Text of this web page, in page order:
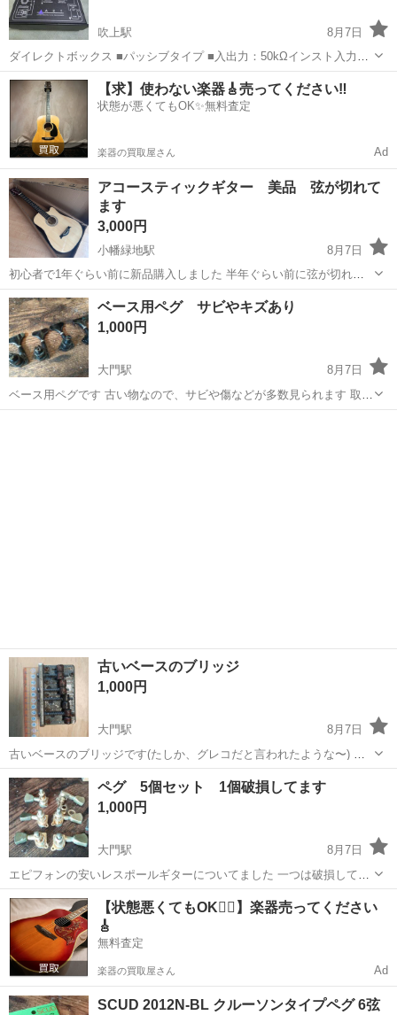
吹上駅
8月7日
ダイレクトボックス ■パッシブタイプ ■入出力：50kΩインスト入力、
50kΩパラレルリンクジャック、600ΩXLR出力ジャック ■アッテネータ
ー：0dB、-20dB、-40dB切替 ■サイズ：126W×45H×75Dmm、...
愛知 名古屋市 吹上駅 エフェクター、PA機器
【求】使わない楽器🎸売ってください‼️
状態が悪くてもOK✨無料査定
楽器の買取屋さん Ad
アコースティックギター 美品 弦が切れて
ます
3,000円
小幡緑地駅
8月7日
初心者で1年ぐらい前に新品購入しました 半年ぐらい前に弦が切れて
そのままになっています 直せる方で気にならない方はお取引お願い
します 綺麗な状態です。
愛知 名古屋市 小幡緑地駅 弦楽器、ギター
ベース用ペグ サビやキズあり
1,000円
大門駅
8月7日
ベース用ペグです 古い物なので、サビや傷などが多数見られます 取り
付けネジは付属しません 古い物なので調子が悪かったり、変色、傷が
古いベースのブリッジ
1,000円
大門駅
8月7日
古いベースのブリッジです(たしか、グレコだと言われたような〜) か
なり変色しています オクターブ調整用のネジ頭がかなりすり減ってま
すので、ホームセンターや楽器店でネジ買われ、交換をおすすめしま
す 裏通しもできる作り込まれたブ...
愛知 岡崎市 大門駅 弦楽器、ギター ブリッジ
ペグ 5個セット 1個破損してます
1,000円
大門駅
8月7日
エピフォンの安いレスポールギターについてました 一つは破損してい
ます 青錆が所々にあり、傷、メッキ剥がれが目立ちます 他のペクも耐
久性に少し心配はあります 止めネジついてきます 中古品なので傷、サ
ビ、変色、動きが悪い箇所あ...
愛知 岡崎市 大門駅 弦楽器、ギター ペグ
【状態悪くてもOK🙆‍♀️】楽器売ってください
🎸
無料査定
楽器の買取屋さん Ad
SCUD 2012N-BL クルーソンタイプペグ 6弦